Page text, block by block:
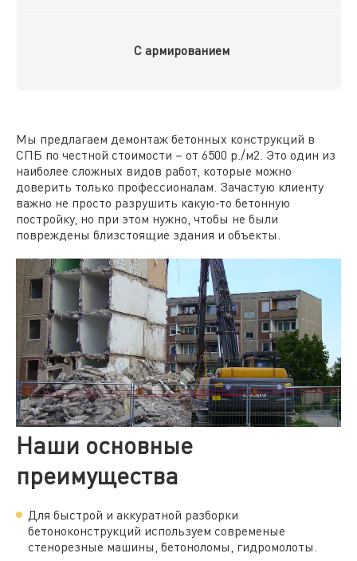
С армированием
Мы предлагаем демонтаж бетонных конструкций в
СПБ по честной стоимости – от 6500 р./м2. Это один из
наиболее сложных видов работ, которые можно
доверить только профессионалам. Зачастую клиенту
важно не просто разрушить какую-то бетонную
постройку, но при этом нужно, чтобы не были
повреждены близстоящие здания и объекты.
Наши основные
преимущества
Для быстрой и аккуратной разборки
бетоноконструкций используем современые
стенорезные машины, бетоноломы, гидромолоты.